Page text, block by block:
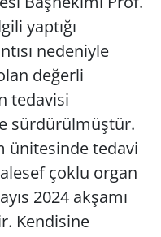
yaptığı
nedeniyle
değerli
tedavisi
sürdürülmüştür.
ünitesinde tedavi
çoklu organ
2024 akşamı
Kendisine